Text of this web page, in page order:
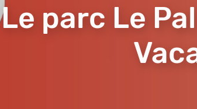
Le parc Le